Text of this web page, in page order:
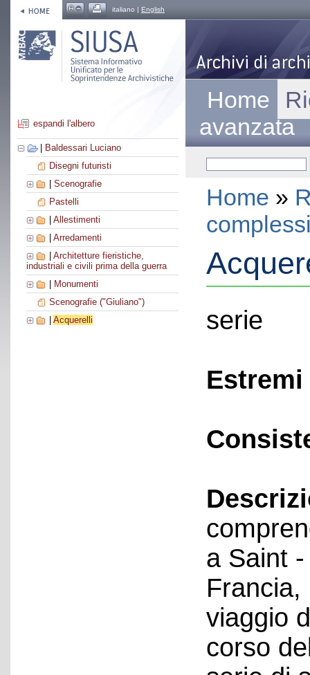
italiano | English
espandi l'albero
Baldessari Luciano
Disegni futuristi
Scenografie
Pastelli
Allestimenti
Arredamenti
Architetture fieristiche,
industriali e civili prima della guerra
Monumenti
Scenografie ("Giuliano")
Acquerelli
Home
avanzata
Home »
serie
a Saint
viaggio
corso